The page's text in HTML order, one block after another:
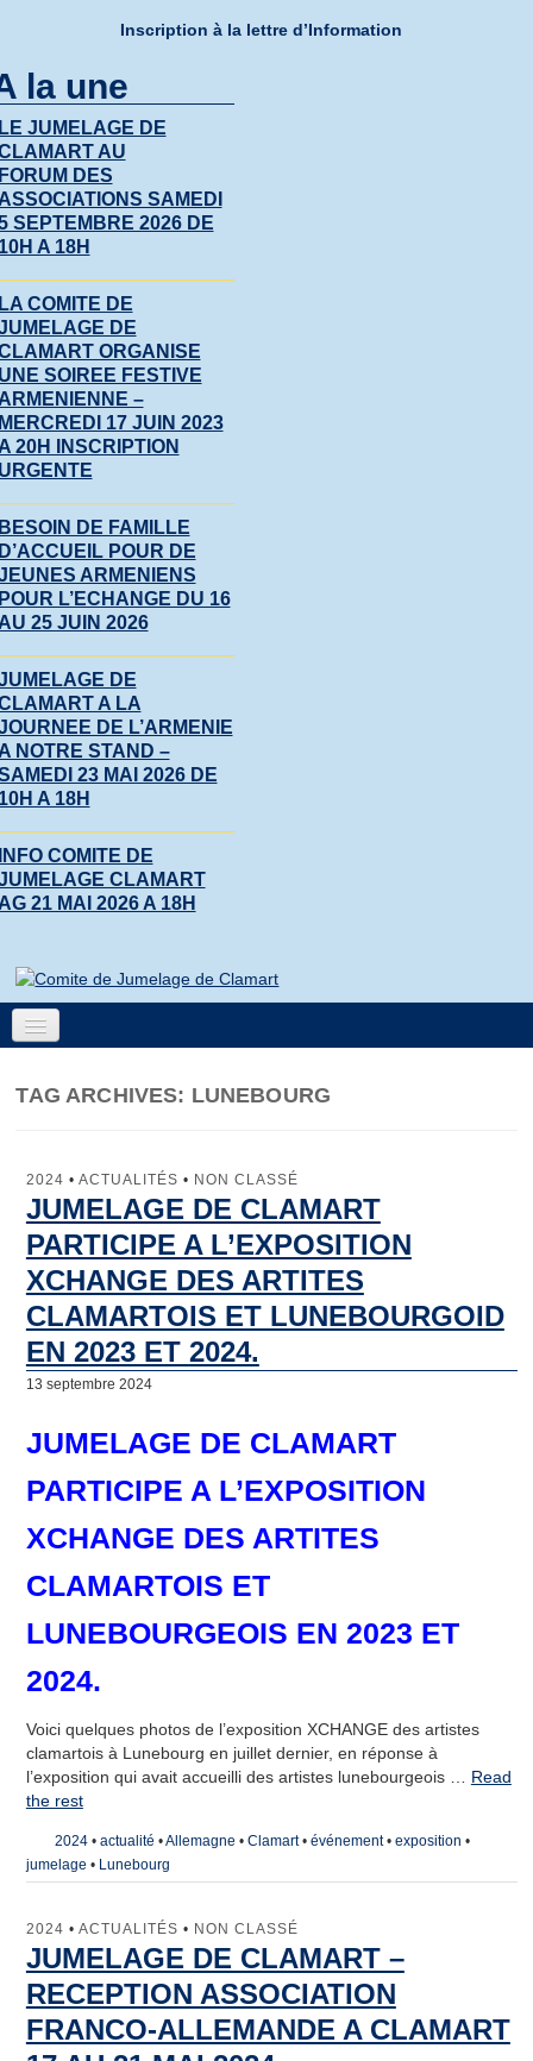
Inscription à la lettre d’Information
la une
JUMELAGE DE
AU
DES
SAMEDI
SEPTEMBRE 2026 DE
A 18H
COMITE DE
DE
ORGANISE
SOIREE FESTIVE
–
17 JUIN 2023
20H INSCRIPTION
DE FAMILLE
POUR DE
ARMENIENS
L’ECHANGE DU 16
25 JUIN 2026
DE
A LA
DE L’ARMENIE
NOTRE STAND –
23 MAI 2026 DE
A 18H
COMITE DE
CLAMART
21 MAI 2026 A 18H
Lunebourg
North Lincolnshire
Majadahonda
Artachat
Comité de Jumelage
Qu’est-ce que le Comité de Jumelage de Clamart ?
Les domaines d’intervention
Les villes jumelles
Actualités
Galerie de Photos
Adhésion
Nous contacter
Inscription à la lettre d’Information
Formulaire de Contact
TAG ARCHIVES: LUNEBOURG
2024 • ACTUALITÉS • NON CLASSÉ
JUMELAGE DE CLAMART
PARTICIPE A L’EXPOSITION
XCHANGE DES ARTITES
CLAMARTOIS ET LUNEBOURGOID
EN 2023 ET 2024.
13 septembre 2024
JUMELAGE DE CLAMART
PARTICIPE A L’EXPOSITION
XCHANGE DES ARTITES
CLAMARTOIS ET
LUNEBOURGEOIS EN 2023 ET
2024.
Voici quelques photos de l’exposition XCHANGE des artistes
clamartois à Lunebourg en juillet dernier, en réponse à
l’exposition qui avait accueilli des artistes lunebourgeois … Read
the rest
2024• actualité •Allemagne • Clamart• événement• exposition •
jumelage • Lunebourg
2024 • ACTUALITÉS • NON CLASSÉ
JUMELAGE DE CLAMART –
RECEPTION ASSOCIATION
FRANCO-ALLEMANDE A CLAMART